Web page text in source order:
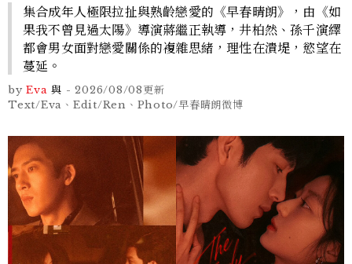
集合成年人極限拉扯與熟齡戀愛的《早春晴朗》，由《如
果我不曾見過太陽》導演蔣繼正執導，井柏然、孫千演繹
都會男女面對戀愛關係的複雜思緒，理性在潰堤，慾望在
蔓延。
by Eva 與 -2026/08/08更新
Text/Eva、Edit/Ren、Photo/早春晴朗微博